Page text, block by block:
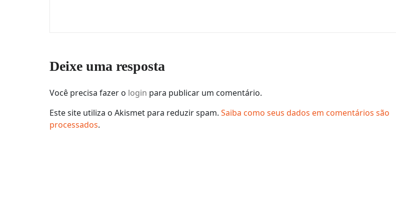
Deixe uma resposta
Você precisa fazer o login para publicar um comentário.
Este site utiliza o Akismet para reduzir spam. Saiba como seus dados em comentários são
processados.